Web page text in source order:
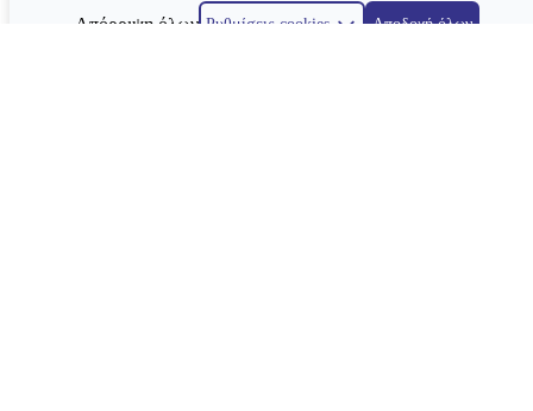
Απόρριψη όλων Ρυθμίσεις cookies
Αποδοχή όλων